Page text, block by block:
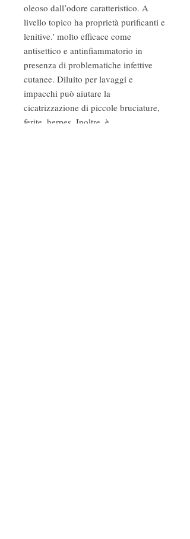
oleoso dall’odore caratteristico. A
livello topico ha proprietà purificanti e
lenitive.' molto efficace come
antisettico e antinfiammatorio in
presenza di problematiche infettive
cutanee. Diluito per lavaggi e
impacchi può aiutare la
cicatrizzazione di piccole bruciature,
ferite, herpes. Inoltre, è